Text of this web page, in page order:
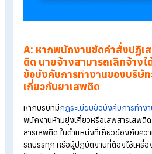
หรือเป็นไปตามนโยบายที่ทั้งสองฝ่
Q: หากพนักงานขัดค
สารเสพติด นายจ้างส
หรือไม่